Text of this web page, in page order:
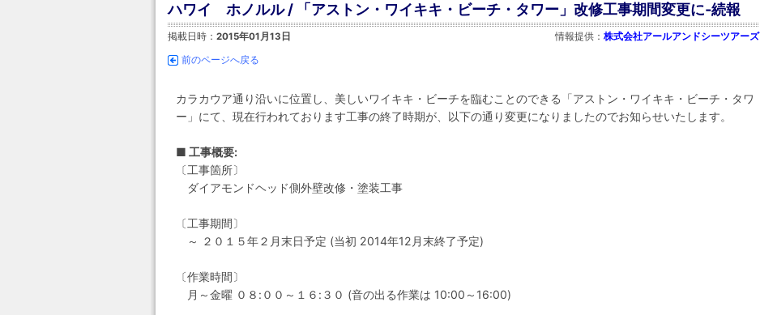
ハワイ ホノルル / 「アストン・ワイキキ・ビーチ・タワー」改修工事期間変更に‐続報
掲載日時： 2015年01月13日 情報提供： 株式会社アールアンドシーツアーズ
前のページへ戻る
カラカウア通り沿いに位置し、美しいワイキキ・ビーチを臨むことのできる「アストン・ワイキキ・ビーチ・タワ
ー」にて、現在行われております工事の終了時期が、以下の通り変更になりましたのでお知らせいたします。
■ 工事概要:
〔工事箇所〕
ダイアモンドヘッド側外壁改修・塗装工事
〔工事期間〕
～ ２０１５年２月末日予定 (当初 2014年12月末終了予定)
〔作業時間〕
月～金曜 ０８:００～１６:３０ (音の出る作業は 10:00～16:00)